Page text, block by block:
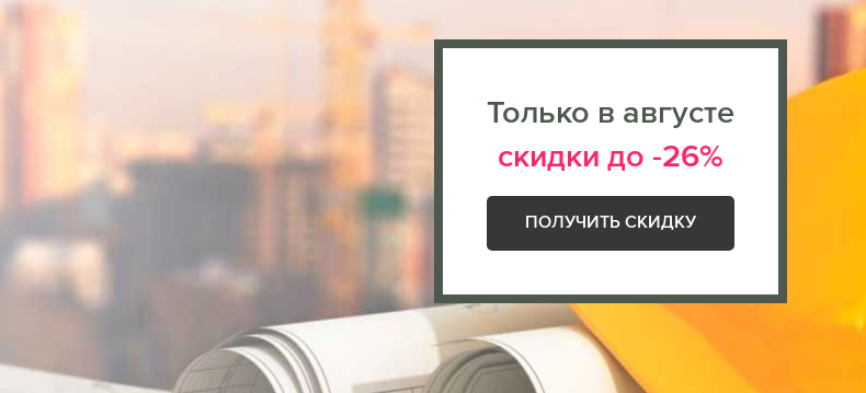
Только в августе
скидки до -26%
ПОЛУЧИТЬ СКИДКУ